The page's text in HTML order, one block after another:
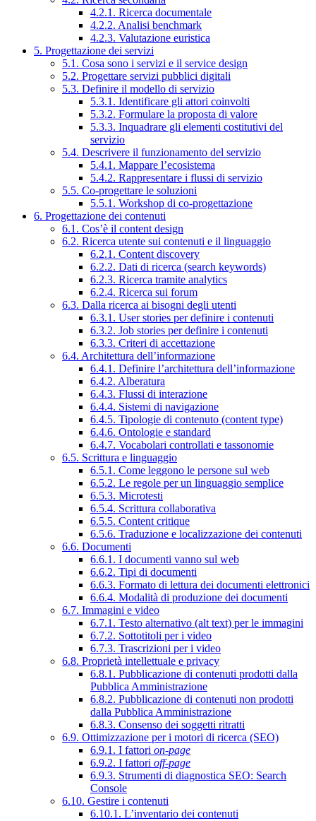
4.2.1. Ricerca documentale
4.2.2. Analisi benchmark
4.2.3. Valutazione euristica
5. Progettazione dei servizi
5.1. Cosa sono i servizi e il service design
5.2. Progettare servizi pubblici digitali
5.3. Definire il modello di servizio
5.3.1. Identificare gli attori coinvolti
5.3.2. Formulare la proposta di valore
5.3.3. Inquadrare gli elementi costitutivi del
servizio
5.4. Descrivere il funzionamento del servizio
5.4.1. Mappare l’ecosistema
5.4.2. Rappresentare i flussi di servizio
5.5. Co-progettare le soluzioni
5.5.1. Workshop di co-progettazione
6. Progettazione dei contenuti
6.1. Cos’è il content design
6.2. Ricerca utente sui contenuti e il linguaggio
6.2.1. Content discovery
6.2.2. Dati di ricerca (search keywords)
6.2.3. Ricerca tramite analytics
6.2.4. Ricerca sui forum
6.3. Dalla ricerca ai bisogni degli utenti
6.3.1. User stories per definire i contenuti
6.3.2. Job stories per definire i contenuti
6.3.3. Criteri di accettazione
6.4. Architettura dell’informazione
6.4.1. Definire l’architettura dell’informazione
6.4.2. Alberatura
6.4.3. Flussi di interazione
6.4.4. Sistemi di navigazione
6.4.5. Tipologie di contenuto (content type)
6.4.6. Ontologie e standard
6.4.7. Vocabolari controllati e tassonomie
6.5. Scrittura e linguaggio
6.5.1. Come leggono le persone sul web
6.5.2. Le regole per un linguaggio semplice
6.5.3. Microtesti
6.5.4. Scrittura collaborativa
6.5.5. Content critique
6.5.6. Traduzione e localizzazione dei contenuti
6.6. Documenti
6.6.1. I documenti vanno sul web
6.6.2. Tipi di documenti
6.6.3. Formato di lettura dei documenti elettronici
6.6.4. Modalità di produzione dei documenti
6.7. Immagini e video
6.7.1. Testo alternativo (alt text) per le immagini
6.7.2. Sottotitoli per i video
6.7.3. Trascrizioni per i video
6.8. Proprietà intellettuale e privacy
6.8.1. Pubblicazione di contenuti prodotti dalla
Pubblica Amministrazione
6.8.2. Pubblicazione di contenuti non prodotti
dalla Pubblica Amministrazione
6.8.3. Consenso dei soggetti ritratti
6.9. Ottimizzazione per i motori di ricerca (SEO)
6.9.1. I fattori on-page
6.9.2. I fattori off-page
6.9.3. Strumenti di diagnostica SEO: Search
Console
6.10. Gestire i contenuti
6.10.1. L’inventario dei contenuti